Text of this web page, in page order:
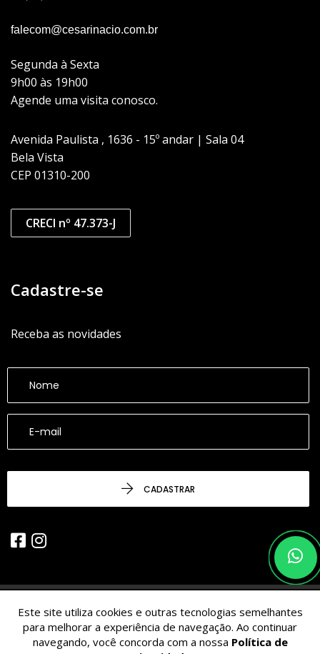
falecom@cesarinacio.com.br
Segunda à Sexta
9h00 às 19h00
Agende uma visita conosco.
Avenida Paulista , 1636 - 15º andar | Sala 04
Bela Vista
CEP 01310-200
CRECI nº 47.373-J
Cadastre-se
Receba as novidades
CADASTRAR
© 2026 - CESARINACIO - Imóveis de Nicho - Todos os Direitos
Reservados.
Este site utiliza cookies e outras tecnologias semelhantes
para melhorar a experiência de navegação. Ao continuar
navegando, você concorda com a nossa Política de